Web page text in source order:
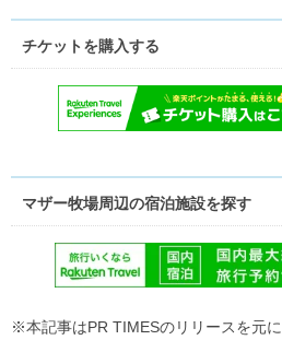
チケットを購入する
マザー牧場周辺の宿泊施設を探す
※本記事はPR TIMESのリリースを元